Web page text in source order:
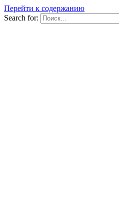
Перейти к содержанию
Search for: